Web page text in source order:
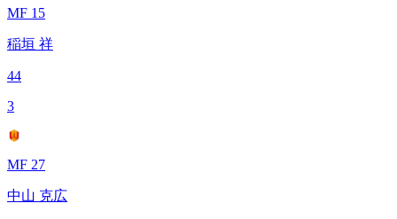
MF 15
稲垣 祥
44
3
MF 27
中山 克広